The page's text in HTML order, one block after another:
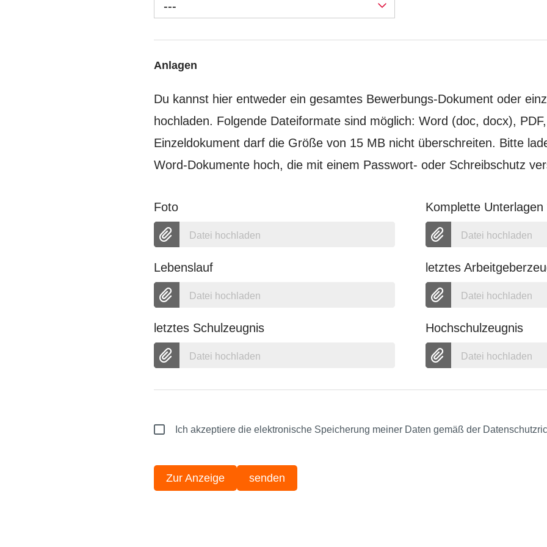
---
Anlagen
Du kannst hier entweder ein gesamtes Bewerbungs-Dokument oder
hochladen. Folgende Dateiformate sind möglich: Word (doc, docx),
Einzeldokument darf die Größe von 15 MB nicht überschreiten. Bitte
Word-Dokumente hoch, die mit einem Passwort- oder Schreibschutz
Foto
Datei hochladen
Komplette Unterlagen
Datei hochladen
Lebenslauf
Datei hochladen
letztes
Datei hochladen
letztes Schulzeugnis
Datei hochladen
Hochschulzeugnis
Datei hochladen
Ich akzeptiere die elektronische Speicherung meiner Daten gemäß der
Zur Anzeige senden